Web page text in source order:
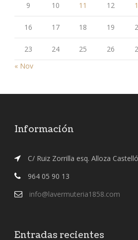
9 10 11 12
16 17 18 19
23 24 25 26
« Nov
Información
C/ Ruiz Zorrilla esq. Alloza
964 05 90 13
info@lavermuteria1858.com
Entradas recientes